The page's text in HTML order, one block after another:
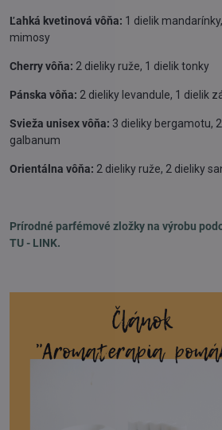
Ľahká kvetinová vôňa: 1 dielik
mimosy
Cherry vôňa: 2 dieliky ruže, 1 dielik tonky
Pánska vôňa: 2 dieliky levandule, 1 dielik
Svieža unisex vôňa: 3 dieliky bergamotu,
galbanum
Orientálna vôňa: 2 dieliky ruže, 2 dieliky
Prírodné parfémové zložky na výrobu
TU - LINK.